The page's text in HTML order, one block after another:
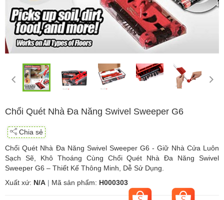
Chổi Quét Nhà Đa Năng Swivel Sweeper G6
Chia sẻ
Chổi Quét Nhà Đa Năng Swivel Sweeper G6 - Giữ Nhà Cửa Luôn
Sạch Sẽ, Khô Thoáng Cùng Chổi Quét Nhà Đa Năng Swivel
Sweeper G6 – Thiết Kế Thông Minh, Dễ Sử Dụng.
Xuất xứ: N/A | Mã sản phẩm: H000303